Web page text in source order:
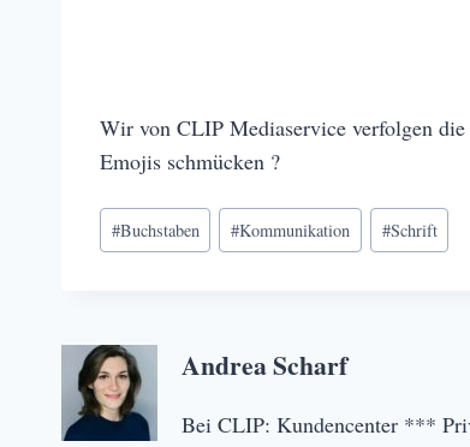
Wir von CLIP Mediaservice verfolgen
Emojis schmücken ?
Schlagworte:
#Buchstaben #Kommunikation #Schrift
Andrea Scharf
Bei CLIP: Kundencenter ***